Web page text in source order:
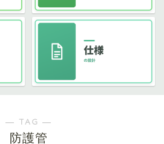
― TAG ―
防護管